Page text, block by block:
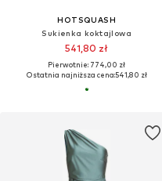
HOTSQUASH
Sukienka koktajlowa
541,80 zł
Pierwotnie: 774,00 zł
Ostatnia najniższa cena:541,80 zł